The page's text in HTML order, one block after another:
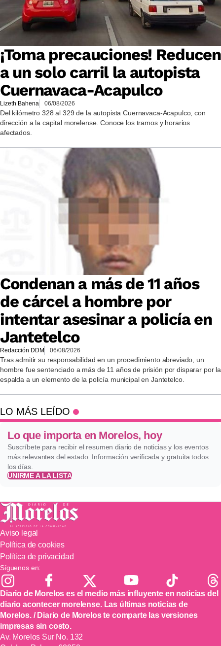
¡Toma precauciones! Reducen
a un solo carril la autopista
Cuernavaca-Acapulco
Lizeth Bahena 06/08/2026
Del kilómetro 328 al 329 de la autopista Cuernavaca-Acapulco, con
dirección a la capital morelense. Conoce los tramos y horarios
afectados.
Condenan a más de 11 años
de cárcel a hombre por
intentar asesinar a policía en
Jantetelco
Redacción DDM 06/08/2026
Tras admitir su responsabilidad en un procedimiento abreviado, un
hombre fue sentenciado a más de 11 años de prisión por disparar por la
espalda a un elemento de la policía municipal en Jantetelco.
LO MÁS LEÍDO
Lo que importa en Morelos, hoy
Suscríbete para recibir el resumen diario de noticias y los eventos
más relevantes del estado. Información verificada y gratuita todos
los días.
UNIRME A LA LISTA
Aviso legal
Política de cookies
Política de privacidad
Síguenos en:
Diario de Morelos es el medio más influyente en noticias del
diario acontecer morelense. Las últimas noticias de
Morelos. / Diario de Morelos te comparte las versiones
impresas sin costo.
Av. Morelos Sur No. 132